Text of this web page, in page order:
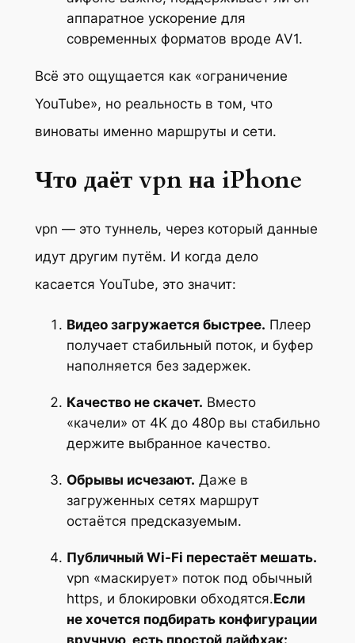
аппаратное ускорение для
современных форматов вроде AV1.
Всё это ощущается как «ограничение
YouTube», но реальность в том, что
виноваты именно маршруты и сети.
Что даёт vpn на iPhone
vpn — это туннель, через который данные
идут другим путём. И когда дело
касается YouTube, это значит:
Видео загружается быстрее. Плеер
получает стабильный поток, и буфер
наполняется без задержек.
Качество не скачет. Вместо
«качели» от 4K до 480p вы стабильно
держите выбранное качество.
Обрывы исчезают. Даже в
загруженных сетях маршрут
остаётся предсказуемым.
Публичный Wi-Fi перестаёт мешать.
vpn «маскирует» поток под обычный
https, и блокировки обходятся.Если
не хочется подбирать конфигурации